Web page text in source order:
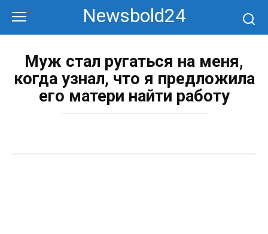
контенту
Newsbold24
Муж стал ругаться на меня,
когда узнал, что я предложила
его матери найти работу